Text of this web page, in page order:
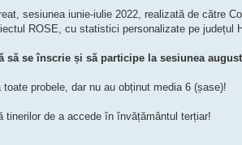
sesiunea iunie-iulie 2022, realizată de către
ROSE, cu statistici personalizate pe județul
se înscrie și să participe la sesiunea
probele, dar nu au obținut media 6 (șase)!
tinerilor de a accede în învățământul terțiar!